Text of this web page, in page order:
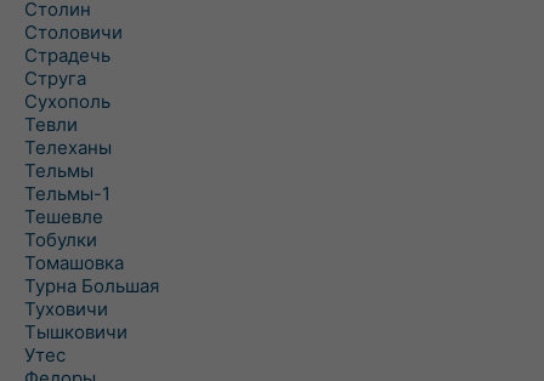
Столин
Столовичи
Страдечь
Струга
Сухополь
Тевли
Телеханы
Тельмы
Тельмы-1
Тешевле
Тобулки
Томашовка
Турна Большая
Туховичи
Тышковичи
Утес